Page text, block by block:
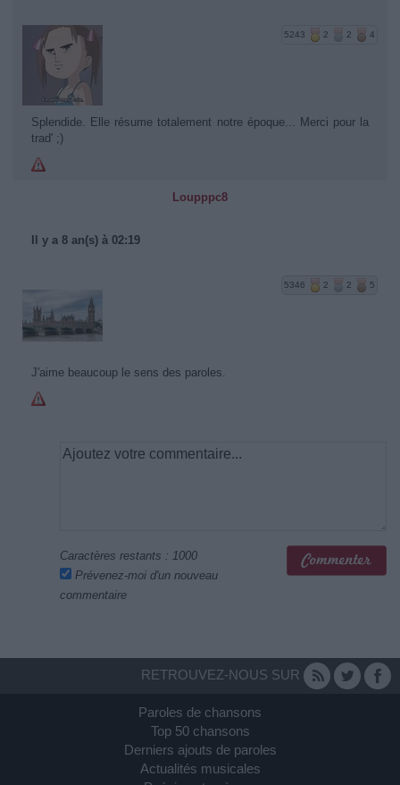
5243 2 2 4
Splendide. Elle résume totalement notre époque... Merci pour la
trad' ;)
Loupppc8
Il y a 8 an(s) à 02:19
5346 2 2 5
J'aime beaucoup le sens des paroles.
Caractères restants : 1000
Prévenez-moi d'un nouveau
commentaire
RETROUVEZ-NOUS SUR
Paroles de chansons
Top 50 chansons
Derniers ajouts de paroles
Actualités musicales